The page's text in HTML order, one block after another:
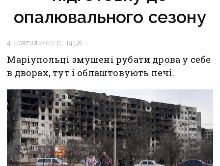
опалювального сезону
4 жовтня 2022 р., 14:58
Маріупольці змушені рубати дрова у себе
в дворах, тут і облаштовують печі.